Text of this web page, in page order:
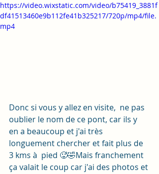
https://video.wixstatic.com/video/b75419_3881f
df41513460e9b112fe41b325217/720p/mp4/file.
mp4
Donc si vous y allez en visite,  ne pas
oublier le nom de ce pont, car ils y
en a beaucoup et j'ai très
longuement chercher et fait plus de
3 kms à  pied 🥵🤣Mais franchement
ça valait le coup car j'ai des photos et